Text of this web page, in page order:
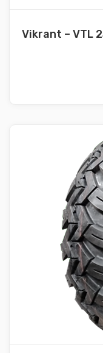
Vikrant – VTL